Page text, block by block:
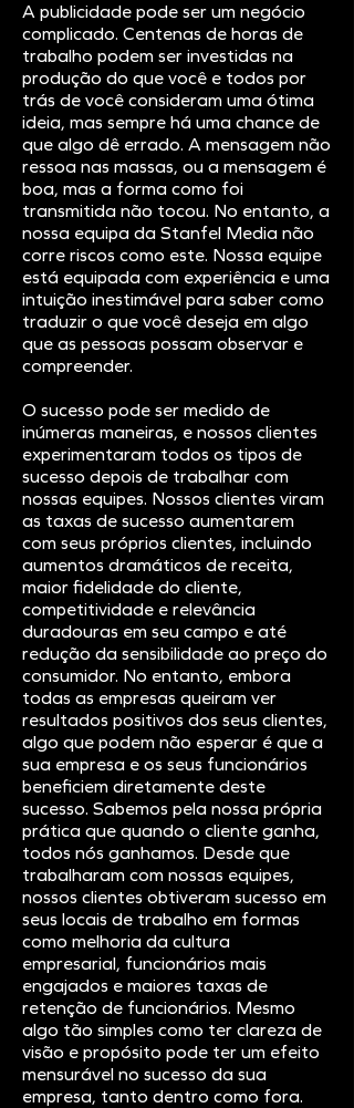
A publicidade pode ser um negócio
complicado. Centenas de horas de
trabalho podem ser investidas na
produção do que você e todos por
trás de você consideram uma ótima
ideia, mas sempre há uma chance de
que algo dê errado. A mensagem não
ressoa nas massas, ou a mensagem é
boa, mas a forma como foi
transmitida não tocou. No entanto, a
nossa equipa da Stanfel Media não
corre riscos como este. Nossa equipe
está equipada com experiência e uma
intuição inestimável para saber como
traduzir o que você deseja em algo
que as pessoas possam observar e
compreender.
O sucesso pode ser medido de
inúmeras maneiras, e nossos clientes
experimentaram todos os tipos de
sucesso depois de trabalhar com
nossas equipes. Nossos clientes viram
as taxas de sucesso aumentarem
com seus próprios clientes, incluindo
aumentos dramáticos de receita,
maior fidelidade do cliente,
competitividade e relevância
duradouras em seu campo e até
redução da sensibilidade ao preço do
consumidor. No entanto, embora
todas as empresas queiram ver
resultados positivos dos seus clientes,
algo que podem não esperar é que a
sua empresa e os seus funcionários
beneficiem diretamente deste
sucesso. Sabemos pela nossa própria
prática que quando o cliente ganha,
todos nós ganhamos. Desde que
trabalharam com nossas equipes,
nossos clientes obtiveram sucesso em
seus locais de trabalho em formas
como melhoria da cultura
empresarial, funcionários mais
engajados e maiores taxas de
retenção de funcionários. Mesmo
algo tão simples como ter clareza de
visão e propósito pode ter um efeito
mensurável no sucesso da sua
empresa, tanto dentro como fora.